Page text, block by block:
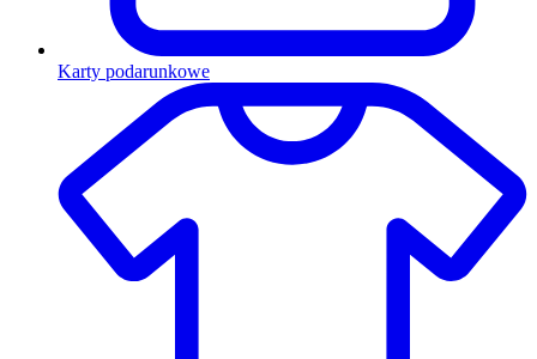
Karty podarunkowe